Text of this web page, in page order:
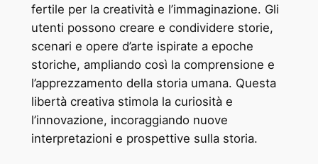
fertile per la creatività e l’immaginazione. Gli
utenti possono creare e condividere storie,
scenari e opere d’arte ispirate a epoche
storiche, ampliando così la comprensione e
l’apprezzamento della storia umana. Questa
libertà creativa stimola la curiosità e
l’innovazione, incoraggiando nuove
interpretazioni e prospettive sulla storia.